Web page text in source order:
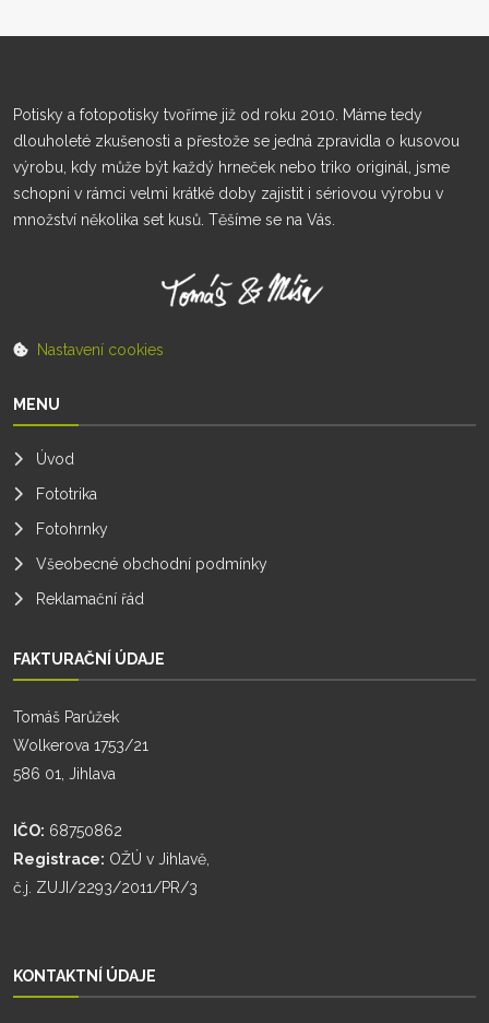
Potisky a fotopotisky tvoříme již od roku 2010. Máme tedy
dlouholeté zkušenosti a přestože se jedná zpravidla o kusovou
výrobu, kdy může být každý hrneček nebo triko originál, jsme
schopni v rámci velmi krátké doby zajistit i sériovou výrobu v
množství několika set kusů. Těšíme se na Vás.
Nastavení cookies
MENU
Úvod
Fototrika
Fotohrnky
Všeobecné obchodní podmínky
Reklamační řád
FAKTURAČNÍ ÚDAJE
Tomáš Parůžek
Wolkerova 1753/21
586 01, Jihlava
IČO: 68750862
Registrace: OŽÚ v Jihlavě,
č.j. ZUJI/2293/2011/PR/3
KONTAKTNÍ ÚDAJE